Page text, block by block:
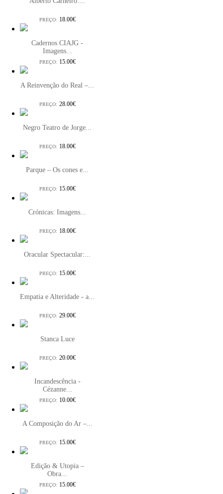
PREÇO: 18.00€
Cadernos CIAJG -
Imagens...
PREÇO: 15.00€
A Reinvenção do Real –...
PREÇO: 28.00€
Negro Teatro de Jorge...
PREÇO: 18.00€
Parque – Os cones e...
PREÇO: 15.00€
Crónicas: Imagens...
PREÇO: 18.00€
Oracular Spectacular:...
PREÇO: 15.00€
Empatia e Alteridade - a...
PREÇO: 29.00€
Stanca Luce
PREÇO: 20.00€
Incandescência -
Cézanne...
PREÇO: 10.00€
A Composição do Ar –...
PREÇO: 15.00€
Edição & Utopia –
Obra...
PREÇO: 15.00€